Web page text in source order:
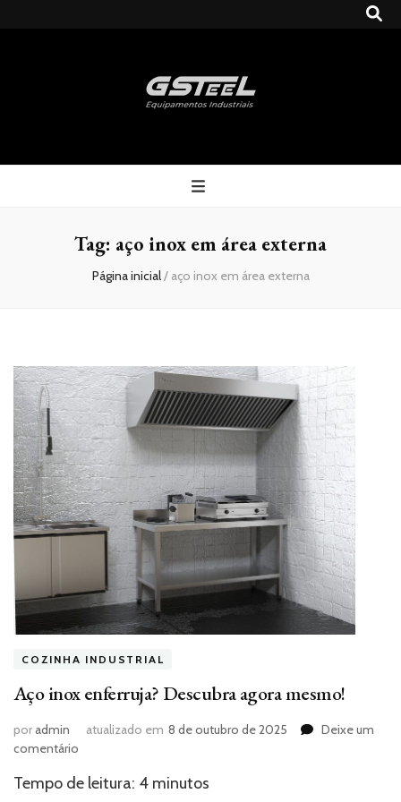
Gsteel
Tag: aço inox em área externa
Página inicial/ aço inox em área externa
COZINHA INDUSTRIAL
Aço inox enferruja? Descubra agora mesmo!
poradmin atualizado em 8 de outubro de 2025
Deixe um
comentário
inox
Tempo de leitura: 4 minutos